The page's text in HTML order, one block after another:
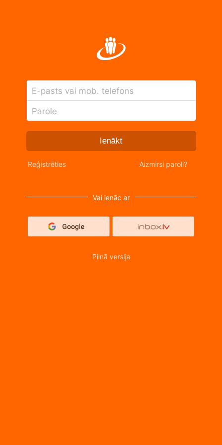
E-pasts vai mob. telefons
Parole
Ienākt
Reģistrēties Aizmirsi paroli?
Vai ienāc ar
Pilnā versija